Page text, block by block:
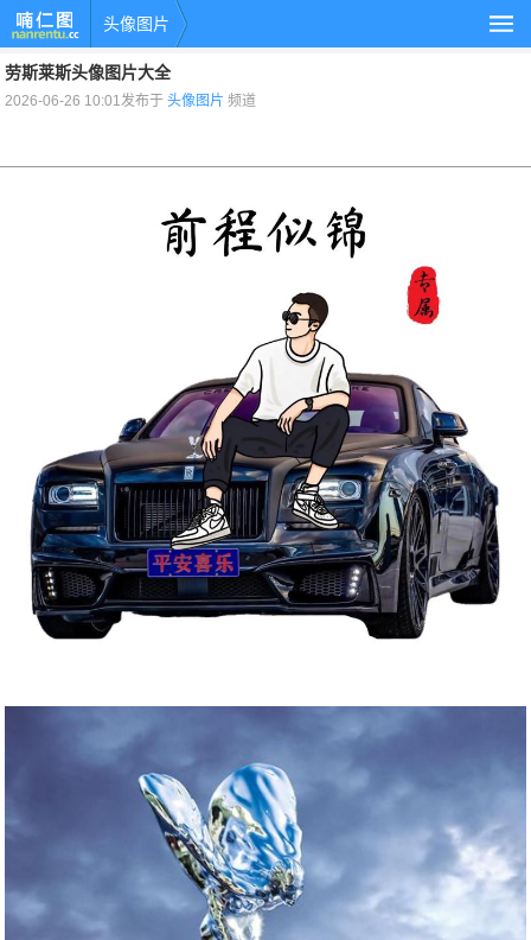
头像图片
劳斯莱斯头像图片大全
2026-06-26 10:01发布于头像图片 频道